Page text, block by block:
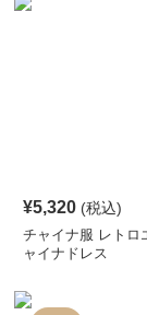
¥5,320 (税込)
チャイナ服 レトロ
ャイナドレス